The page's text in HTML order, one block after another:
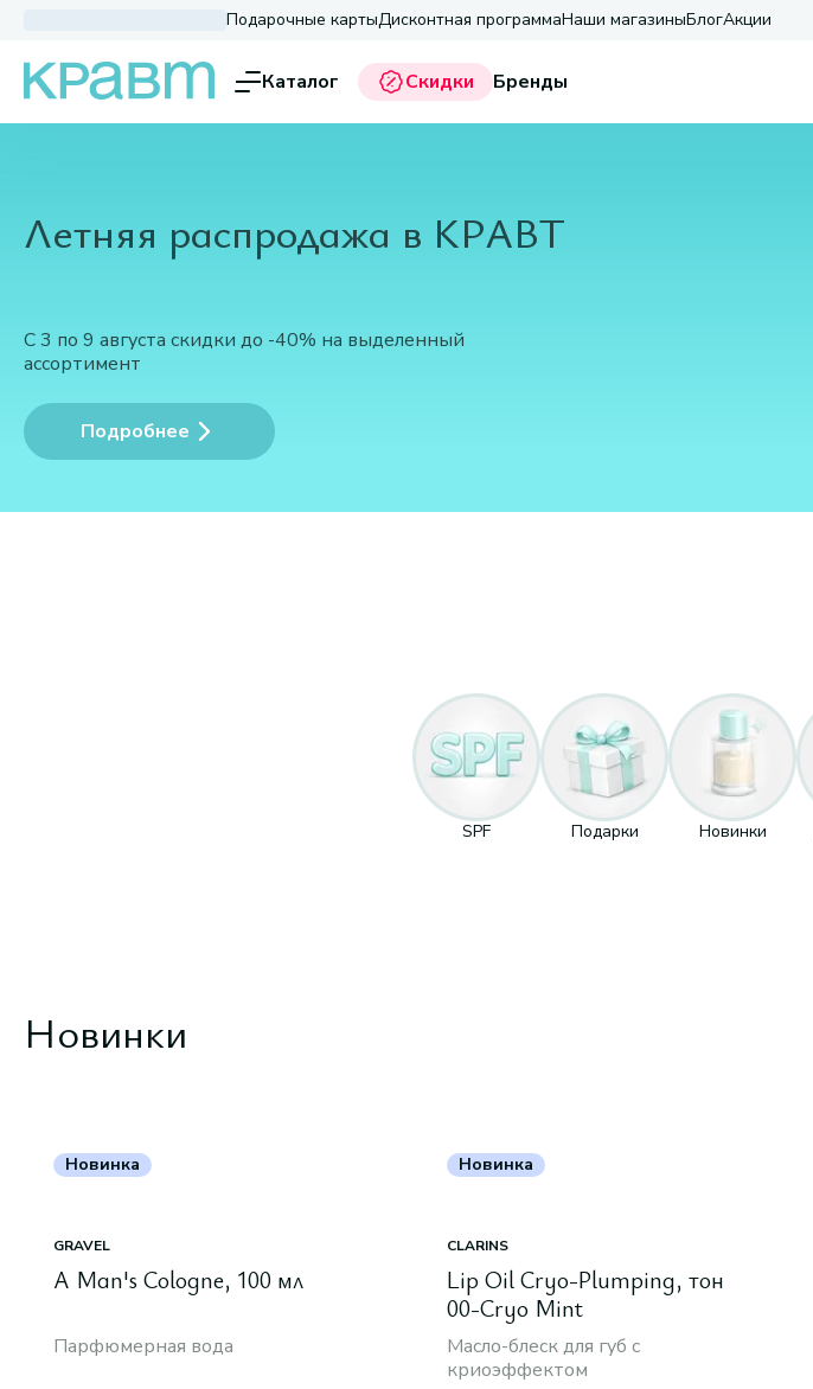
Подарочные картыДисконтная программаНаши магазиныБлогАкции
Каталог Скидки Бренды
Летняя распродажа в КРАВТ
С 3 по 9 августа скидки до -40% на выделенный
ассортимент
Подробнее
SPF Подарки Новинки
Новинки
Новинка
GRAVEL
A Man's Cologne, 100 мл
Парфюмерная вода
Новинка
CLARINS
Lip Oil Cryo-Plumping, тон
00-Cryo Mint
Масло-блеск для губ с
криоэффектом